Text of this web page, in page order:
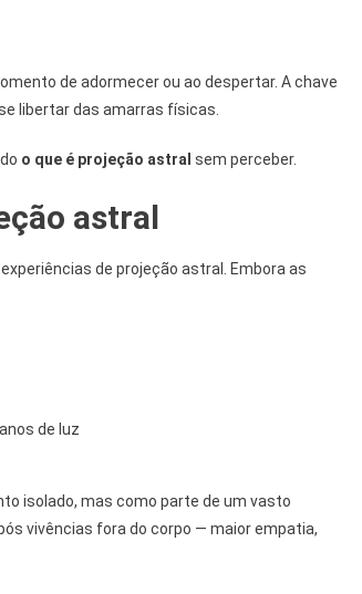
de adormecer ou ao despertar. A chave
libertar das amarras físicas.
o que é projeção astral sem perceber.
astral
de projeção astral. Embora as
de luz
isolado, mas como parte de um vasto
vivências fora do corpo — maior empatia,